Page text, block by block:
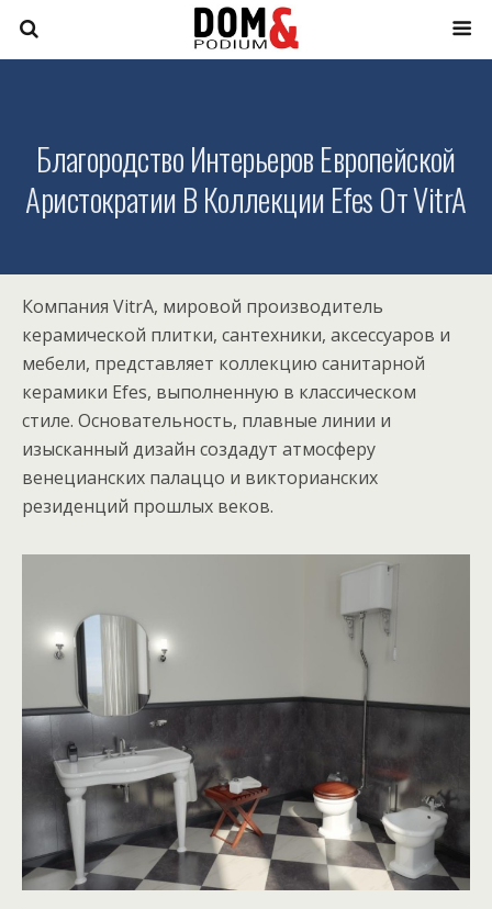
Благородство Интерьеров Европейской
Аристократии В Коллекции Efes От VitrA
Компания VitrA, мировой производитель
керамической плитки, сантехники, аксессуаров и
мебели, представляет коллекцию санитарной
керамики Efes, выполненную в классическом
стиле. Основательность, плавные линии и
изысканный дизайн создадут атмосферу
венецианских палаццо и викторианских
резиденций прошлых веков.